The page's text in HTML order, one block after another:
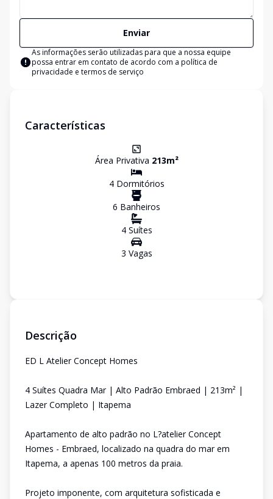
Enviar
As informações serão utilizadas para que a nossa equipe
possa entrar em contato de acordo com a política de
privacidade e termos de serviço
Características
Área Privativa 213m²
4Dormitórios
6 Banheiros
4Suítes
3 Vagas
Descrição
ED L Atelier Concept Homes
4 Suítes Quadra Mar | Alto Padrão Embraed | 213m² |
Lazer Completo | Itapema
Apartamento de alto padrão no L?atelier Concept
Homes - Embraed, localizado na quadra do mar em
Itapema, a apenas 100 metros da praia.
Projeto imponente, com arquitetura sofisticada e